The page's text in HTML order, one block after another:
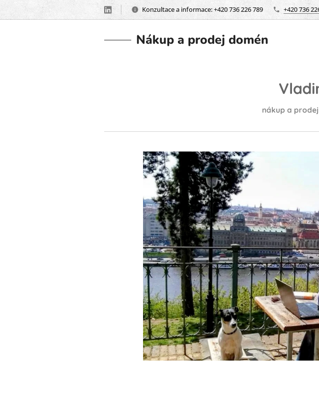
Konzultace a informace: +420 736 226 789 +420 736
Nákup a prodej domén
nákup a